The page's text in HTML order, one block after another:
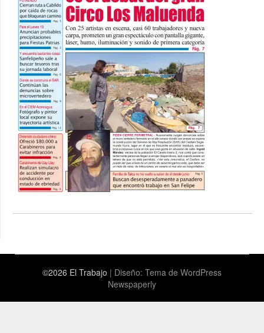
©2026 El Trabajo | Diseño: Tema de WordPress
Newspaperly